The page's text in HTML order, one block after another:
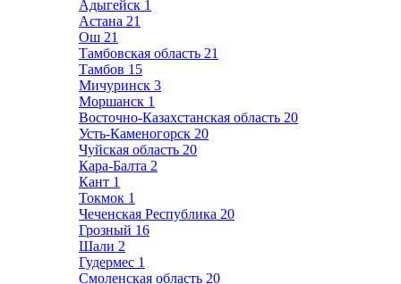
Адыгейск 1
Астана 21
Ош 21
Тамбовская область 21
Тамбов 15
Мичуринск 3
Моршанск 1
Восточно-Казахстанская область 20
Усть-Каменогорск 20
Чуйская область 20
Кара-Балта 2
Кант 1
Токмок 1
Чеченская Республика 20
Грозный 16
Шали 2
Гудермес 1
Смоленская область 20